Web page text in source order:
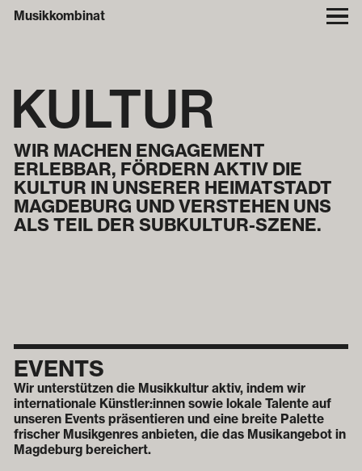
Musikkombinat
KULTUR
WIR MACHEN ENGAGEMENT
ERLEBBAR, FÖRDERN AKTIV DIE
KULTUR IN UNSERER HEIMAT­STADT
MAGDEBURG UND VERSTEHEN UNS
ALS TEIL DER SUBKULTUR-SZENE.
EVENTS
Wir unterstützen die Musikkultur aktiv, indem wir
internationale Künstler:innen sowie lokale Talente auf
unseren Events präsentieren und eine breite Palette
frischer Musikgenres anbieten, die das Musikangebot in
Magdeburg bereichert.